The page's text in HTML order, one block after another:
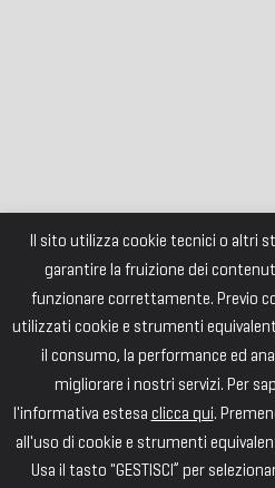
Il sito utilizza cookie tecnici o altri
garantire la fruizione dei
funzionare correttamente. Previo
utilizzati cookie e strumenti
il consumo, la performance ed
migliorare i nostri servizi. Per
l'informativa estesa clicca qui.
all'uso di cookie e strumenti
Usa il tasto "GESTISCI” per